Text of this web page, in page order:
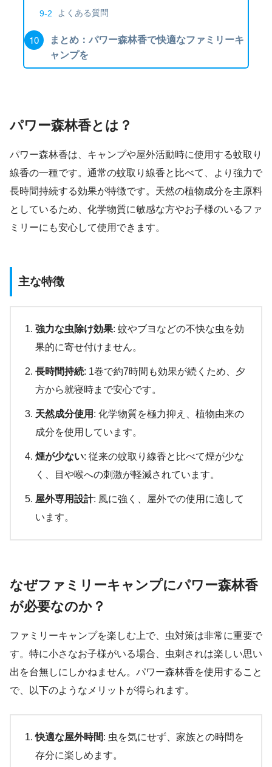
よくある質問
まとめ：パワー森林香で快適なファミリーキ
ャンプを
パワー森林香とは？
パワー森林香は、キャンプや屋外活動時に使用する蚊取り
線香の一種です。通常の蚊取り線香と比べて、より強力で
長時間持続する効果が特徴です。天然の植物成分を主原料
としているため、化学物質に敏感な方やお子様のいるファ
ミリーにも安心して使用できます。
主な特徴
強力な虫除け効果: 蚊やブヨなどの不快な虫を効
果的に寄せ付けません。
長時間持続: 1巻で約7時間も効果が続くため、夕
方から就寝時まで安心です。
天然成分使用 : 化学物質を極力抑え、植物由来の
成分を使用しています。
煙が少ない: 従来の蚊取り線香と比べて煙が少な
く、目や喉への刺激が軽減されています。
屋外専用設計: 風に強く、屋外での使用に適して
います。
なぜファミリーキャンプにパワー森林香
が必要なのか？
ファミリーキャンプを楽しむ上で、虫対策は非常に重要で
す。特に小さなお子様がいる場合、虫刺されは楽しい思い
出を台無しにしかねません。パワー森林香を使用すること
で、以下のようなメリットが得られます。
快適な屋外時間: 虫を気にせず、家族との時間を
存分に楽しめます。